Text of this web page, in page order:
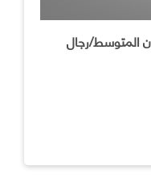
المتوسط/رجال